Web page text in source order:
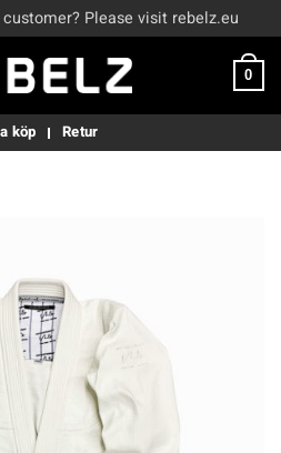
Please visit rebelz.eu
0
köp Retur